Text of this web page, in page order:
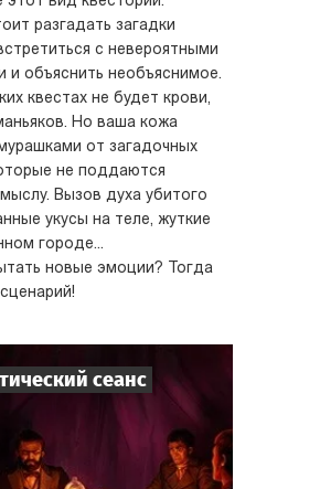
разгадать загадки
с невероятными
и объяснить необъяснимое.
квестах не будет крови,
Но ваша кожа
от загадочных
не поддаются
Вызов духа убитого
укусы на теле, жуткие
городе...
новые эмоции? Тогда
сеанс